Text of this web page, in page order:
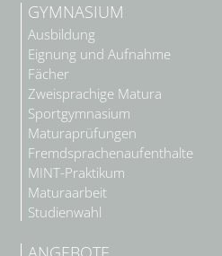
GYMNASIUM
Ausbildung
Eignung und Aufnahme
Fächer
Zweisprachige Matura
Sportgymnasium
Maturaprüfungen
Fremdsprachenaufenthalte
MINT-Praktikum
Maturaarbeit
Studienwahl